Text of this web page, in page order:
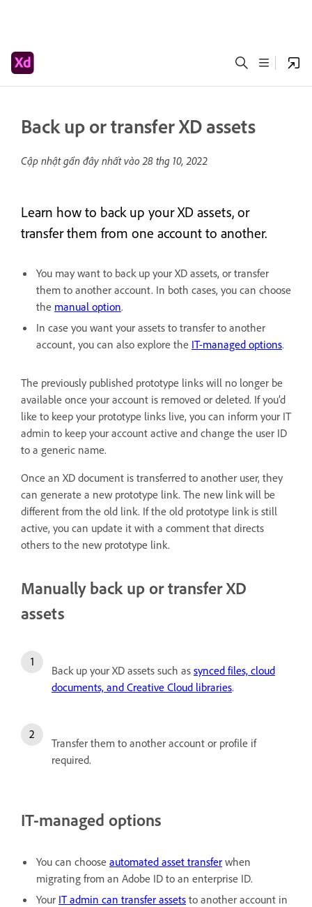
Back up or transfer XD assets
Cập nhật gần đây nhất vào28 thg 10, 2022
Learn how to back up your XD assets, or
transfer them from one account to another.
You may want to back up your XD assets, or transfer
them to another account. In both cases, you can choose
the manual option.
In case you want your assets to transfer to another
account, you can also explore the IT-managed options.
The previously published prototype links will no longer be
available once your account is removed or deleted. If you’d
like to keep your prototype links live, you can inform your IT
admin to keep your account active and change the user ID
to a generic name.
Once an XD document is transferred to another user, they
can generate a new prototype link. The new link will be
different from the old link. If the old prototype link is still
active, you can update it with a comment that directs
others to the new prototype link.
Manually back up or transfer XD
assets
Back up your XD assets such as synced files, cloud
documents, and Creative Cloud libraries.
Transfer them to another account or profile if
required.
IT-managed options
You can choose automated asset transfer when
migrating from an Adobe ID to an enterprise ID.
Your IT admin can transfer assets to another account in